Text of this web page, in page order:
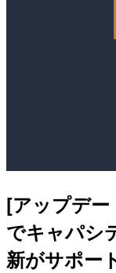
[アップデ
でキャパシ
新がサポー